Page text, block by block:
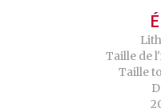
Taille de
Taille